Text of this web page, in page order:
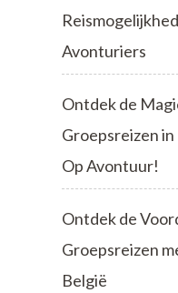
Avonturiers
Ontdek de
Groepsreizen in
Op Avontuur!
Ontdek de
Groepsreizen
België